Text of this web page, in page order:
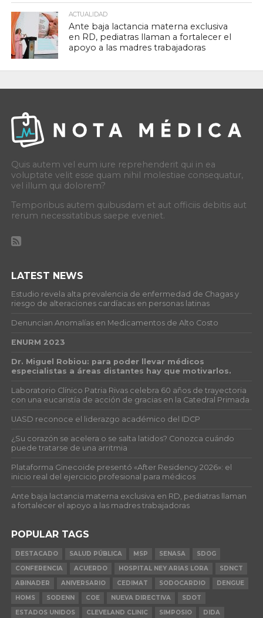
ACTUALIDAD
Ante baja lactancia materna exclusiva
en RD, pediatras llaman a fortalecer el
apoyo a las madres trabajadoras
Quis autem vel eum iure reprehenderit qui in ea
voluptate velit esse quam nihil molestiae consequatur,
vel illum qui dolorem?
Temporibus autem quibusdam et aut officiis debitis aut
rerum necessitatibus saepe eveniet.
LATEST NEWS
Estudio revela alta prevalencia de enfermedad de Chagas y
riesgo de alteraciones cardíacas en personas latinas
Denuncian Anomalías en Medicamentos de Alto Costo
ENURM 2023
Dr. Miguel Robiou: para poder llevar médicos
especialistas a áreas distantes hay que motivarlos.
Laboratorio Clínico Patria Rivas celebra 60 años de trayectoria
con una eucaristía de acción de gracias en la Catedral Primada
UASD reconoce el liderazgo académico del IDCP
¿Su corazón se acelera o se salta latidos? Conozca cuándo
puede tratarse de una arritmia
Plataforma Ginecoide presentó «After Residency 2026»: el
inicio real del ejercicio profesional para médicos
Ante baja lactancia materna exclusiva en RD, pediatras llaman
a fortalecer el apoyo a las madres trabajadoras
POPULAR TAGS
DESTACADO SALUD PÚBLICA MSP SENASA
SDOG
CONFERENCIA
ACUERDO HOSPITAL NEY ARIAS LORA
SDNCT
ABINADER
ANIVERSARIO CEDIMAT SODOCARDIO
DENGUE
HOMS
SODENN COE NUEVA DIRECTIVA
SDOT
ESTADOS UNIDOS
CLEVELAND CLINIC SIMPOSIO DIDA